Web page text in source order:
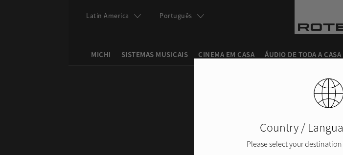
MICHI SISTEMAS MUSICAIS CINEMA EM CASA ÁUDIO DE TODA A CASA
Latin America Português
Country /
Please select your